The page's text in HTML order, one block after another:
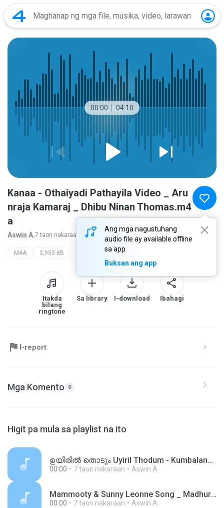
00:00 04:10
Ang mga nagustuhang
audio file ay available offline
sa app
Buksan ang app
Kanaa - Othaiyadi Pathayila Video _ Aru
nraja Kamaraj _ Dhibu Ninan Thomas.m4
a
Aswin A.7 taon nakaraan higit pa...
M4A 3,953 KB
Itakda
bilang
ringtone
Sa library I-download Ibahagi
I-report
Mga Komento 0
Higit pa mula sa playlist na ito
ഉയിരിൽ തൊടും Uyiril Thodum - Kumbalangi Nights Official Video Song _ Sooraj Santhosh _ Anne Amie.m4a
00:00 7 taon nakaraan Aswin A.
Mammooty & Sunny Leonne Song _ Madhura Raja _ Moha Munthiri.m4a
00:00 7 taon nakaraan Aswin A.